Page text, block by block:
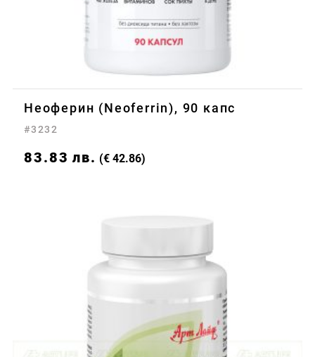
Неоферин (Neoferrin), 90 капс
#3232
83.83 лв. (€ 42.86)